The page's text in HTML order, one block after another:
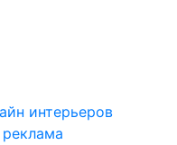
интерьеров